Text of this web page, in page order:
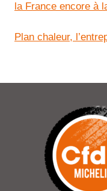
la France encore à
Plan chaleur,